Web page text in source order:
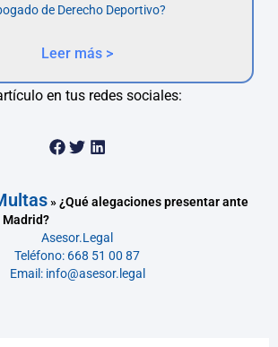
de Derecho Deportivo?
Leer más >
en tus redes sociales:
»¿Qué alegaciones presentar ante
Madrid?
Asesor.Legal
Teléfono: 668 51 00 87
Email: info@asesor.legal